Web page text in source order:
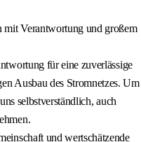
mit Verantwortung und großem
für eine zuverlässige
Ausbau des Stromnetzes. Um
selbstverständlich, auch
und wertschätzende